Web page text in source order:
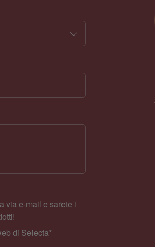
via e-mail e sarete i
di Selecta*